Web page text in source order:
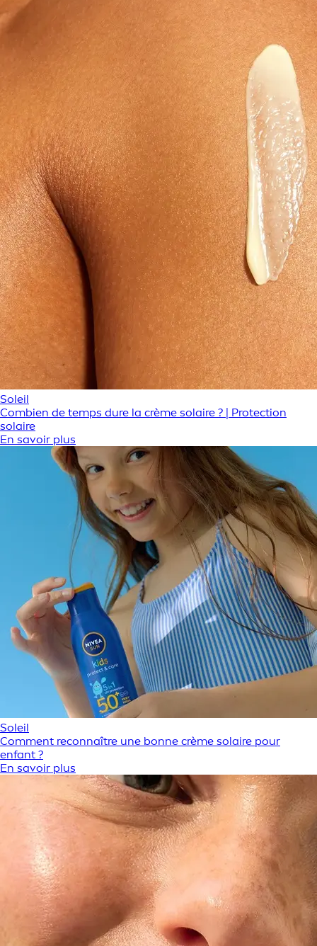
Soleil
Combien de temps dure la crème solaire ? | Protection
solaire
En savoir plus
Soleil
Comment reconnaître une bonne crème solaire pour
enfant ?
En savoir plus